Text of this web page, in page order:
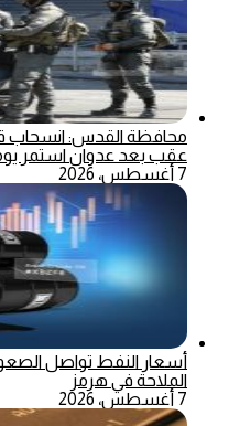
محافظة القدس: انسحاب
عقب بعد عدوان استمر
7 أغسطس، 2026
أسعار النفط تواصل
الملاحة في هرمز
7 أغسطس، 2026